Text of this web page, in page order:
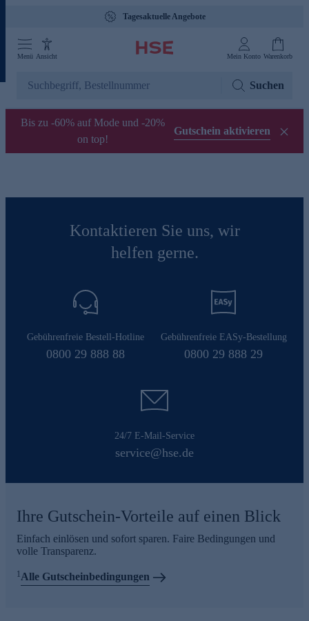
Tagesaktuelle Angebote
Menü Ansicht Mein Konto Warenkorb
Suchen
Bis zu -60% auf Mode und -20%
on top!
Gutschein aktivieren
Kontaktieren Sie uns, wir
helfen gerne.
Gebührenfreie Bestell-Hotline
0800 29 888 88
Gebührenfreie EASy-Bestellung
0800 29 888 29
24/7 E-Mail-Service
service@hse.de
Ihre Gutschein-Vorteile auf einen Blick
Einfach einlösen und sofort sparen. Faire Bedingungen und
volle Transparenz.
1Alle Gutscheinbedingungen